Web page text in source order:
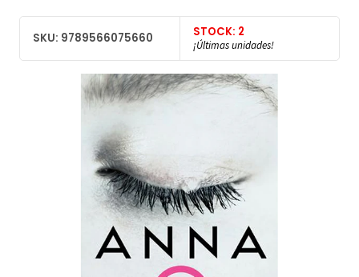
SKU: 9789566075660 STOCK: 2
¡Últimas unidades!